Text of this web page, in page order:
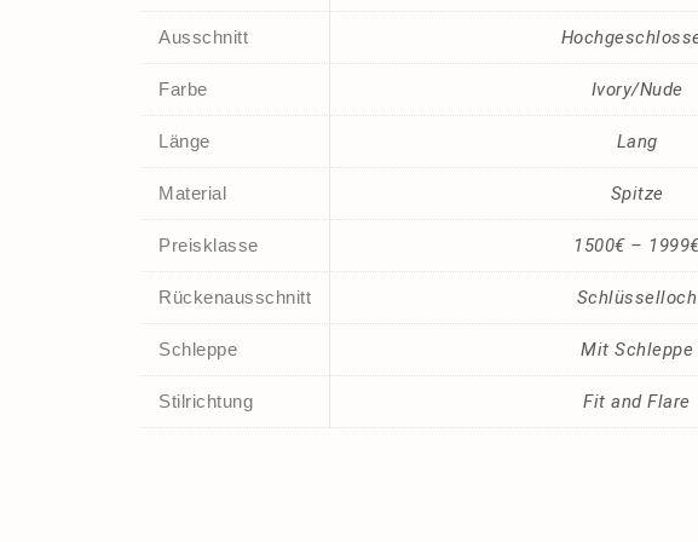
Ausschnitt
Farbe Ivory/Nude
Länge Lang
Material Spitze
Preisklasse 1500€ –
Rückenausschnitt Schlüsselloch
Schleppe Mit Schleppe
Stilrichtung Fit and Flare